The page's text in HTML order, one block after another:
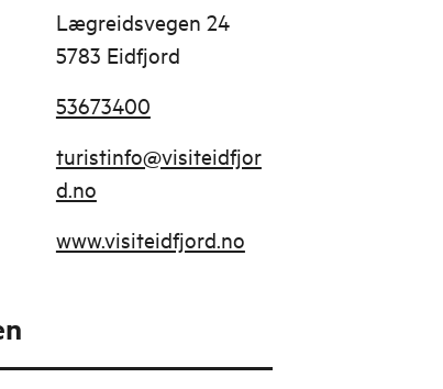
Lægreidsvegen 24
5783 Eidfjord
53673400
turistinfo@visiteidfjor
d.no
www.visiteidfjord.no